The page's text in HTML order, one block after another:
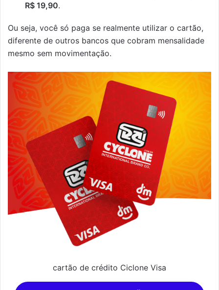
R$ 19,90.
Ou seja, você só paga se realmente utilizar o cartão,
diferente de outros bancos que cobram mensalidade
mesmo sem movimentação.
cartão de crédito Ciclone Visa